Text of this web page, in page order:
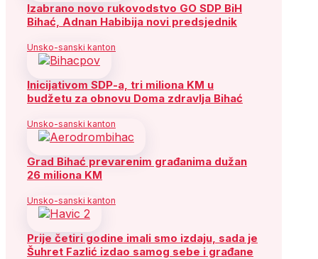
Izabrano novo rukovodstvo GO SDP BiH
Bihać, Adnan Habibija novi predsjednik
Unsko-sanski kanton
Inicijativom SDP-a, tri miliona KM u
budžetu za obnovu Doma zdravlja Bihać
Unsko-sanski kanton
Grad Bihać prevarenim građanima dužan
26 miliona KM
Unsko-sanski kanton
Prije četiri godine imali smo izdaju, sada je
Šuhret Fazlić izdao samog sebe i građane